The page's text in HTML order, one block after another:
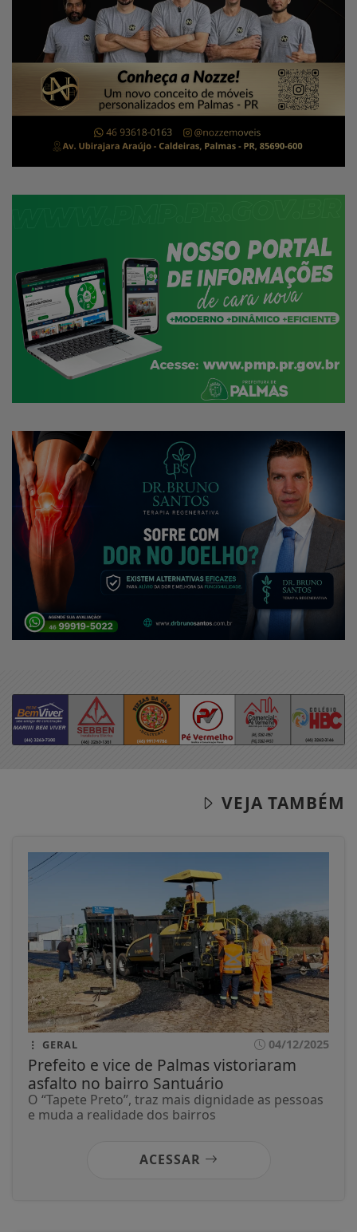
VEJA TAMBÉM
GERAL 04/12/2025
Prefeito e vice de Palmas vistoriaram
asfalto no bairro Santuário
O “Tapete Preto”, traz mais dignidade as pessoas
e muda a realidade dos bairros
ACESSAR